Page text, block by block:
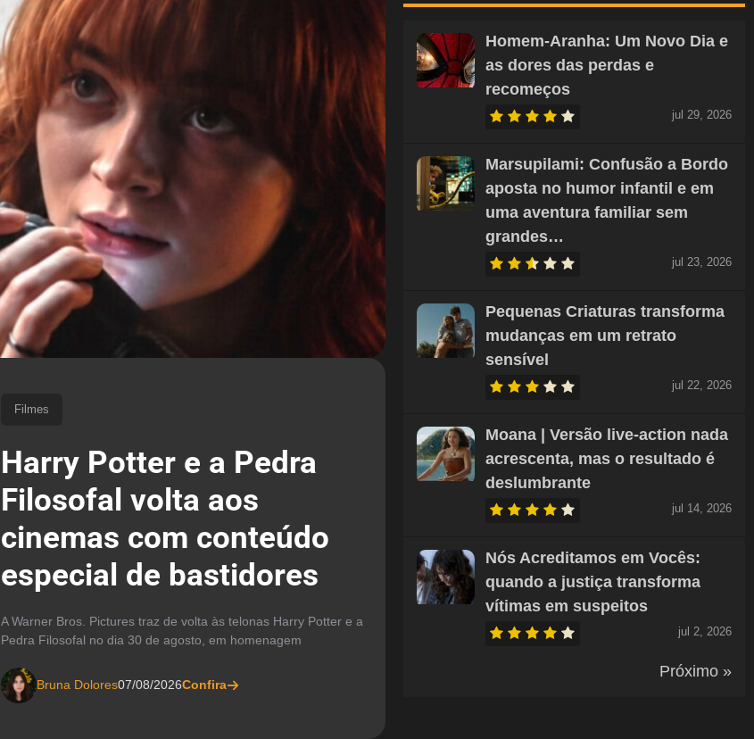
Filmes
Harry Potter e a Pedra
Filosofal volta aos
cinemas com conteúdo
especial de bastidores
A Warner Bros. Pictures traz de volta às telonas Harry Potter e a
Pedra Filosofal no dia 30 de agosto, em homenagem
Bruna Dolores07/08/2026Confira
Homem-Aranha: Um Novo Dia e
as dores das perdas e
recomeços
jul 29, 2026
Marsupilami: Confusão a Bordo
aposta no humor infantil e em
uma aventura familiar sem
grandes…
jul 23, 2026
Pequenas Criaturas transforma
mudanças em um retrato
sensível
jul 22, 2026
Moana | Versão live-action nada
acrescenta, mas o resultado é
deslumbrante
jul 14, 2026
Nós Acreditamos em Vocês:
quando a justiça transforma
vítimas em suspeitos
jul 2, 2026
Próximo »